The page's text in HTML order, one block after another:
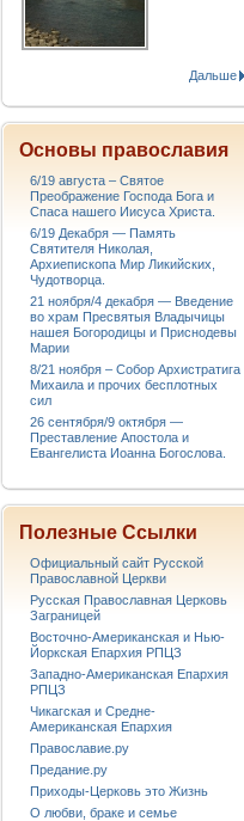
Дальше
Основы православия
6/19 августа – Святое
Преображение Господа Бога и
Спаса нашего Иисуса Христа.
6/19 Декабря — Память
Святителя Николая,
Архиепископа Мир Ликийских,
Чудотворца.
21 ноября/4 декабря — Введение
во храм Пресвятыя Владычицы
нашея Богородицы и Приснодевы
Марии
8/21 ноября – Собор Архистратига
Михаила и прочих бесплотных
сил
26 сентября/9 октября —
Преставление Апостола и
Евангелиста Иоанна Богослова.
Полезные Ссылки
Официальный сайт Русской
Православной Церкви
Русская Православная Церковь
Заграницей
Восточно-Американская и Нью-
Йоркская Епархия РПЦЗ
Западно-Американская Епархия
РПЦЗ
Чикагская и Средне-
Американская Епархия
Православие.ру
Предание.ру
Приходы-Церковь это Жизнь
О любви, браке и семье